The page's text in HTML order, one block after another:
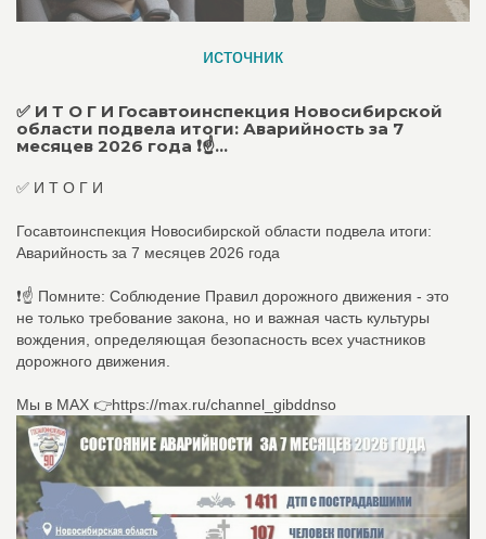
источник
✅ И Т О Г И Госавтоинспекция Новосибирской
области подвела итоги: Аварийность за 7
месяцев 2026 года ❗☝...
✅ И Т О Г И
Госавтоинспекция Новосибирской области подвела итоги:
Аварийность за 7 месяцев 2026 года
❗☝ Помните: Соблюдение Правил дорожного движения - это
не только требование закона, но и важная часть культуры
вождения, определяющая безопасность всех участников
дорожного движения.
Мы в МАХ 👉https://max.ru/channel_gibddnso